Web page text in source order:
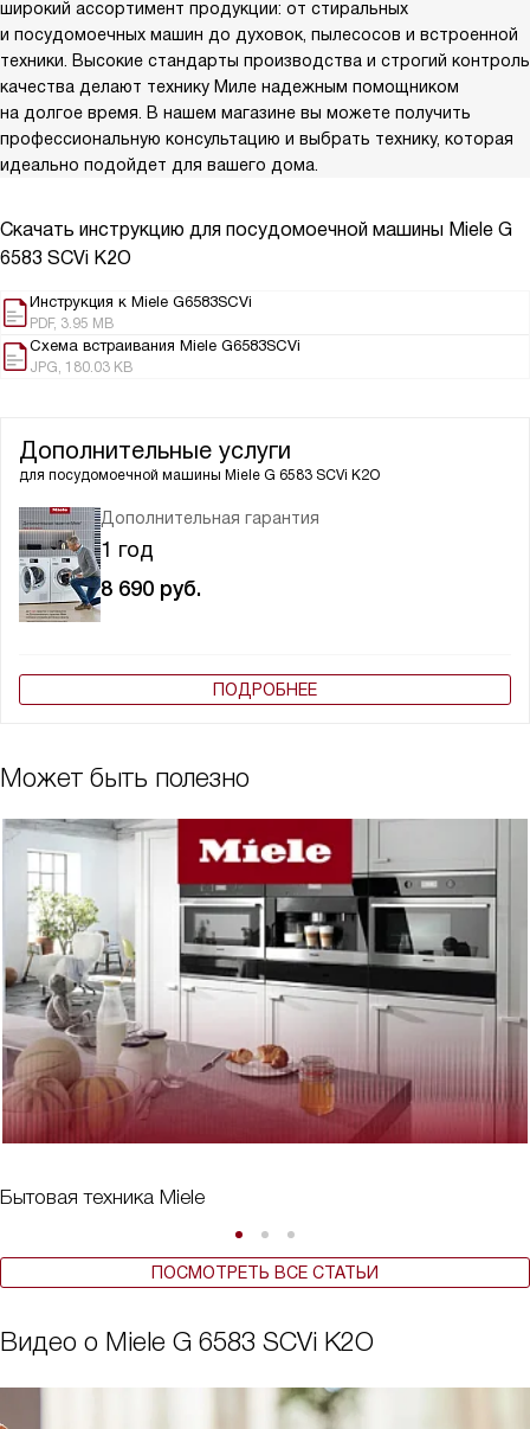
широкий ассортимент продукции: от стиральных
и посудомоечных машин до духовок, пылесосов и встроенной
техники. Высокие стандарты производства и строгий контроль
качества делают технику Миле надежным помощником
на долгое время. В нашем магазине вы можете получить
профессиональную консультацию и выбрать технику, которая
идеально подойдет для вашего дома.
Скачать инструкцию для посудомоечной машины Miele G
6583 SCVi K2O
Инструкция к Miele G6583SCVi
PDF, 3.95 MB
Схема встраивания Miele G6583SCVi
JPG, 180.03 KB
Дополнительные услуги
для посудомоечной машины Miele G 6583 SCVi K2O
Дополнительная гарантия
1 год
8 690 руб.
ПОДРОБНЕЕ
Может быть полезно
Бытовая техника Miele
ПОСМОТРЕТЬ ВСЕ СТАТЬИ
Видео о Miele G 6583 SCVi K2O